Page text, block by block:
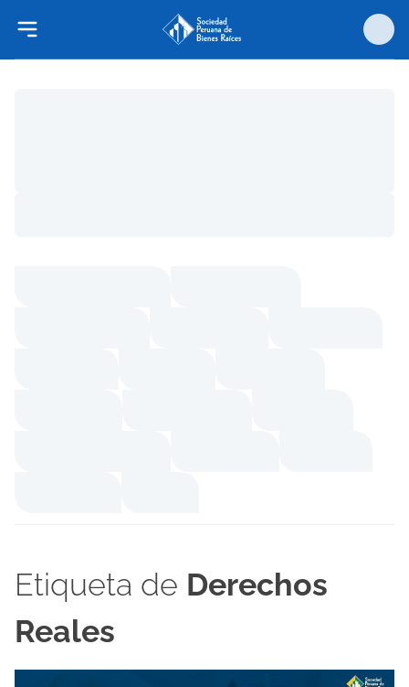
Etiqueta de Derechos
Reales